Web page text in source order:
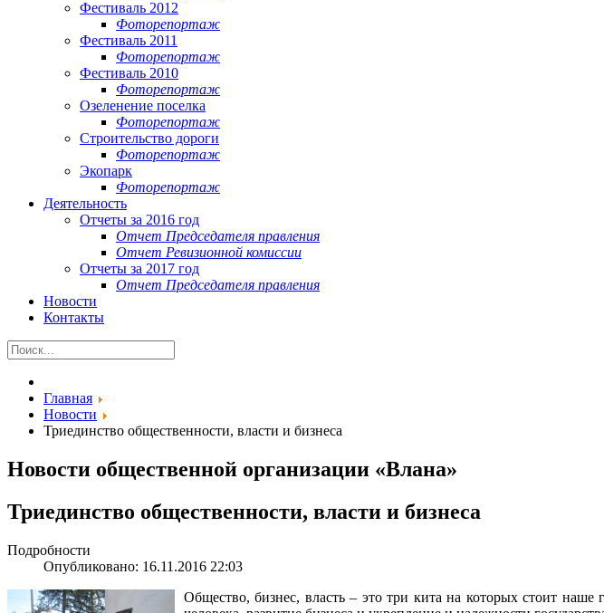
Фестиваль 2012
Фоторепортаж
Фестиваль 2011
Фоторепортаж
Фестиваль 2010
Фоторепортаж
Озеленение поселка
Фоторепортаж
Строительство дороги
Фоторепортаж
Экопарк
Фоторепортаж
Деятельность
Отчеты за 2016 год
Отчет Председателя правления
Отчет Ревизионной комиссии
Отчеты за 2017 год
Отчет Председателя правления
Новости
Контакты
Главная
Новости
Триединство общественности, власти и бизнеса
Новости общественной организации «Влана»
Триединство общественности, власти и бизнеса
Подробности
Опубликовано: 16.11.2016 22:03
Общество, бизнес, власть – это три кита на которых стоит наше